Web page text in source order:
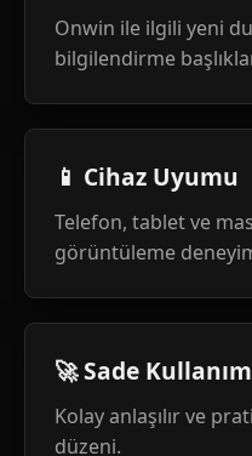
Onwin ile ilgili yeni
bilgilendirme
📱 Cihaz Uyumu
Telefon, tablet ve
görüntüleme
🚀 Sade Kullanım
Kolay anlaşılır ve
düzeni.